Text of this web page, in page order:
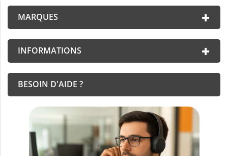
MARQUES
INFORMATIONS
BESOIN D'AIDE ?